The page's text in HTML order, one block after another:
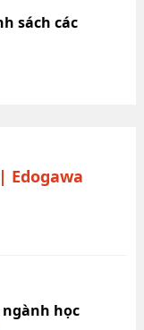
sách các
Edogawa
ngành học